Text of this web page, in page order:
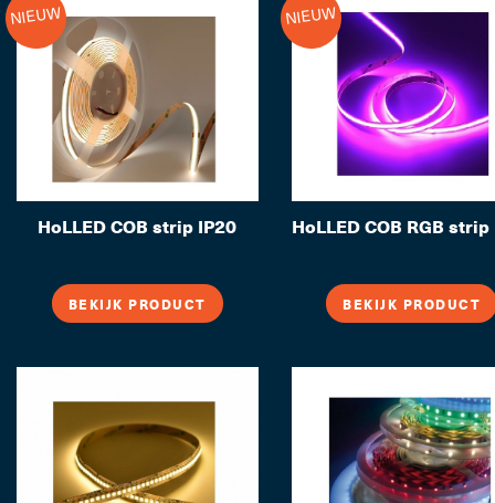
LED Trafo's,
HoLLED COB strip IP20
NIEUW
BEKIJK PRODUCT
HoLLED COB RGB strip
NIEUW
BEKIJK PRODUCT